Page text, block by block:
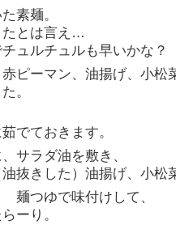
素麺。
たとは言え…
ュルチュルも早いかな？
ピーマン、油揚げ、小松
。
でておきます。
サラダ油を敷き、
抜きした）油揚げ、小松
麺つゆで味付けして、
ーり。